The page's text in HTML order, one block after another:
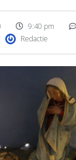
9:40 pm
Redactie